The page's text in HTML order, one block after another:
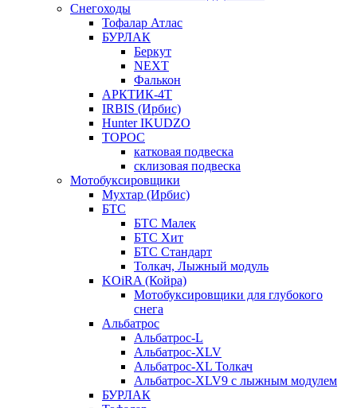
Снегоходы
Тофалар Атлас
БУРЛАК
Беркут
NEXT
Фалькон
АРКТИК-4Т
IRBIS (Ирбис)
Hunter IKUDZO
ТОРОС
катковая подвеска
склизовая подвеска
Мотобуксировщики
Мухтар (Ирбис)
БТС
БТС Малек
БТС Хит
БТС Стандарт
Толкач, Лыжный модуль
KOiRA (Койра)
Мотобуксировщики для глубокого
снега
Альбатрос
Альбатрос-L
Альбатрос-XLV
Альбатрос-XL Толкач
Альбатрос-XLV9 с лыжным модулем
БУРЛАК